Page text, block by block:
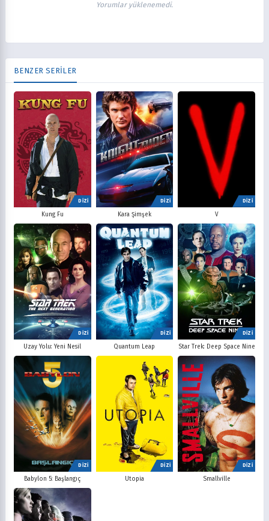
Yorumlar yüklenemedi.
BENZER SERİLER
DİZİ
Kung Fu
DİZİ
Kara Şimşek
DİZİ
V
DİZİ
Uzay Yolu: Yeni Nesil
DİZİ
Quantum Leap
DİZİ
Star Trek: Deep Space Nine
DİZİ
Babylon 5: Başlangıç
DİZİ
Utopia
DİZİ
Smallville